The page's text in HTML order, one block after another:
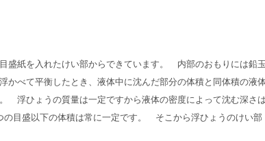
盛紙を入れたけい部からできています。 内部のおもりには鉛玉
べて平衡したとき、液体中に沈んだ部分の体積と同体積の液
浮ひょうの質量は一定ですから液体の密度によって沈む深さは
目盛以下の体積は常に一定です。 そこから浮ひょうのけい部